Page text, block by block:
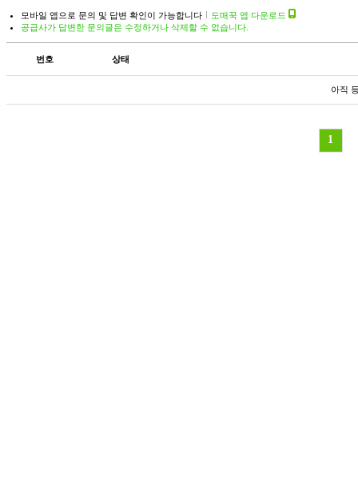
모바일 앱으로 문의 및 답변 확인이 가능합니다
도매꾹 앱 다운로드
공급사가 답변한 문의글은 수정하거나 삭제할 수 없습니다.
번호 상태
아직
1